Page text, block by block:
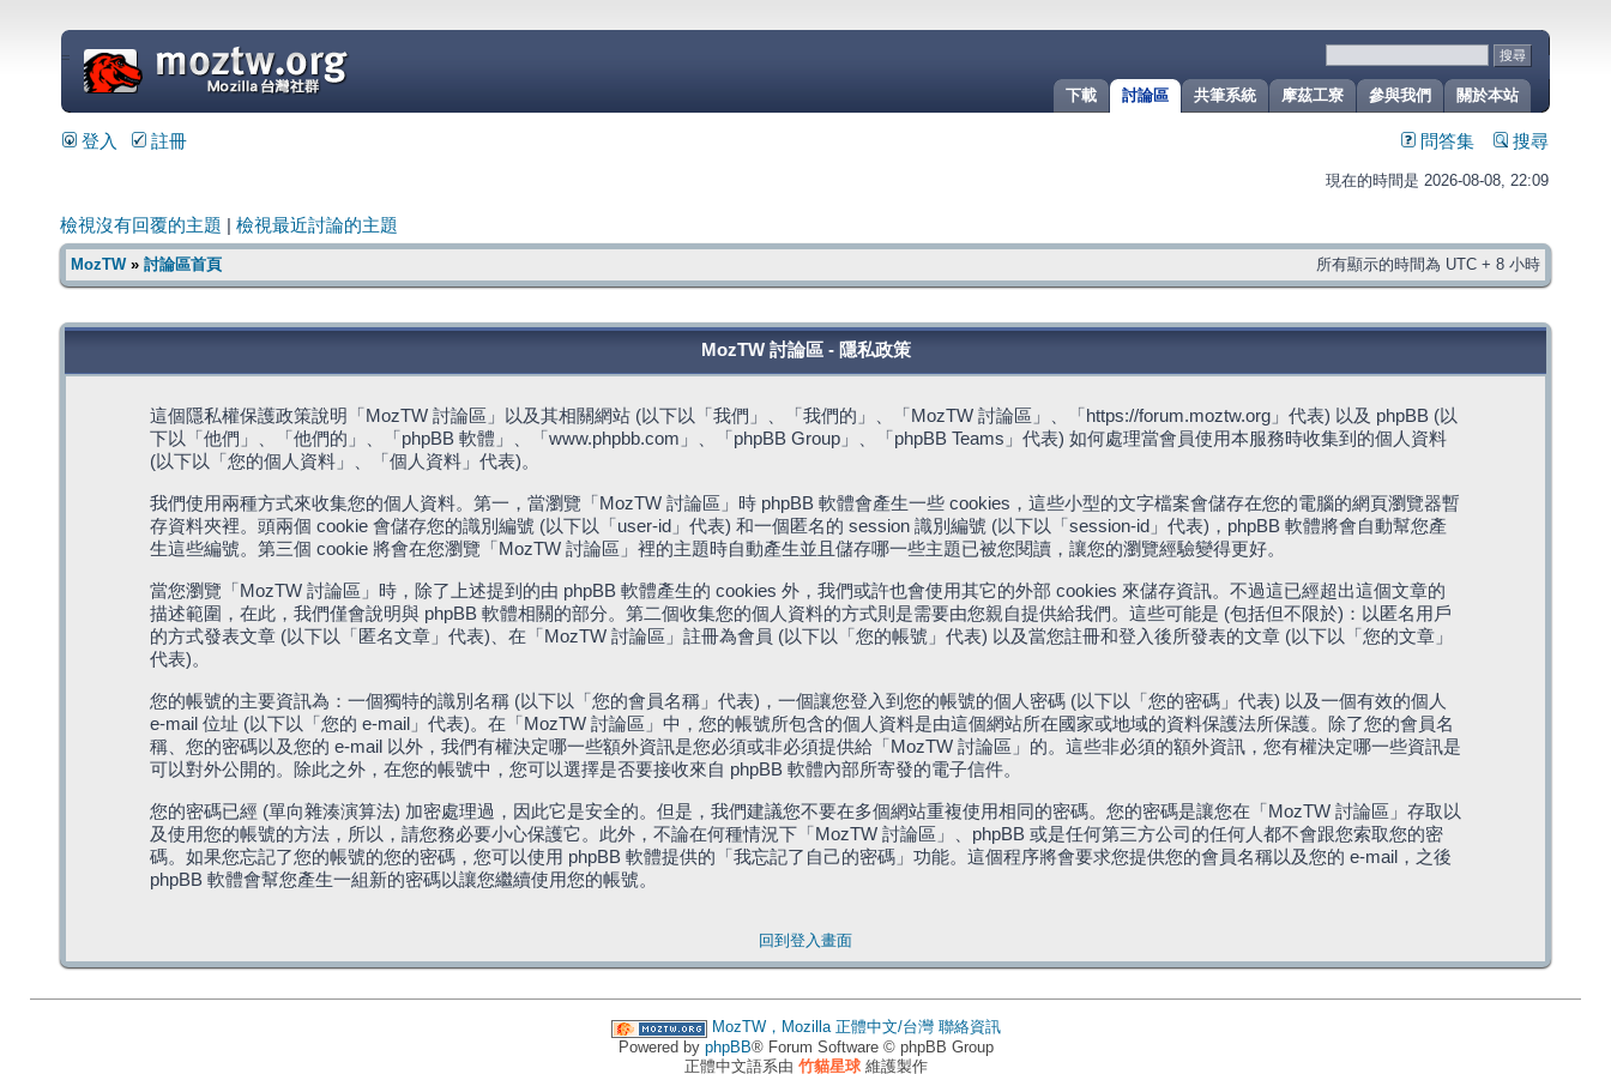
關於本站
參與我們
摩茲工寮
共筆系統
討論區
下載
=
登入 註冊 問答集 搜尋
現在的時間是 2026-08-08, 22:09
檢視沒有回覆的主題 檢視最近討論的主題
MozTW» 討論區首頁 所有顯示的時間為 UTC + 8 小時
MozTW 討論區 - 隱私政策
這個隱私權保護政策說明「MozTW 討論區」以及其相關網站 (以下以「我們」、「我們的」、「MozTW 討論區」、「https://forum.moztw.org」代表) 以及 phpBB (以
下以「他們」、「他們的」、「phpBB 軟體」、「www.phpbb.com」、「phpBB Group」、「phpBB Teams」代表) 如何處理當會員使用本服務時收集到的個人資料
(以下以「您的個人資料」、「個人資料」代表)。
我們使用兩種方式來收集您的個人資料。第一，當瀏覽「MozTW 討論區」時 phpBB 軟體會產生一些 cookies，這些小型的文字檔案會儲存在您的電腦的網頁瀏覽器暫
存資料夾裡。頭兩個 cookie 會儲存您的識別編號 (以下以「user-id」代表) 和一個匿名的 session 識別編號 (以下以「session-id」代表)，phpBB 軟體將會自動幫您產
生這些編號。第三個 cookie 將會在您瀏覽「MozTW 討論區」裡的主題時自動產生並且儲存哪一些主題已被您閱讀，讓您的瀏覽經驗變得更好。
當您瀏覽「MozTW 討論區」時，除了上述提到的由 phpBB 軟體產生的 cookies 外，我們或許也會使用其它的外部 cookies 來儲存資訊。不過這已經超出這個文章的
描述範圍，在此，我們僅會說明與 phpBB 軟體相關的部分。第二個收集您的個人資料的方式則是需要由您親自提供給我們。這些可能是 (包括但不限於)：以匿名用戶
的方式發表文章 (以下以「匿名文章」代表)、在「MozTW 討論區」註冊為會員 (以下以「您的帳號」代表) 以及當您註冊和登入後所發表的文章 (以下以「您的文章」
代表)。
您的帳號的主要資訊為：一個獨特的識別名稱 (以下以「您的會員名稱」代表)，一個讓您登入到您的帳號的個人密碼 (以下以「您的密碼」代表) 以及一個有效的個人
e-mail 位址 (以下以「您的 e-mail」代表)。在「MozTW 討論區」中，您的帳號所包含的個人資料是由這個網站所在國家或地域的資料保護法所保護。除了您的會員名
稱、您的密碼以及您的 e-mail 以外，我們有權決定哪一些額外資訊是您必須或非必須提供給「MozTW 討論區」的。這些非必須的額外資訊，您有權決定哪一些資訊是
可以對外公開的。除此之外，在您的帳號中，您可以選擇是否要接收來自 phpBB 軟體內部所寄發的電子信件。
您的密碼已經 (單向雜湊演算法) 加密處理過，因此它是安全的。但是，我們建議您不要在多個網站重複使用相同的密碼。您的密碼是讓您在「MozTW 討論區」存取以
及使用您的帳號的方法，所以，請您務必要小心保護它。此外，不論在何種情況下「MozTW 討論區」、phpBB 或是任何第三方公司的任何人都不會跟您索取您的密
碼。如果您忘記了您的帳號的您的密碼，您可以使用 phpBB 軟體提供的「我忘記了自己的密碼」功能。這個程序將會要求您提供您的會員名稱以及您的 e-mail，之後
phpBB 軟體會幫您產生一組新的密碼以讓您繼續使用您的帳號。
回到登入畫面
MozTW，Mozilla 正體中文/台灣 聯絡資訊
Powered by phpBB® Forum Software © phpBB Group
正體中文語系由 竹貓星球維護製作